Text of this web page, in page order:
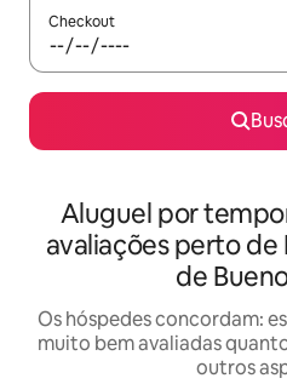
Checkout
Aluguel por
avaliações perto de
de
Os hóspedes concordam:
muito bem avaliadas
outros